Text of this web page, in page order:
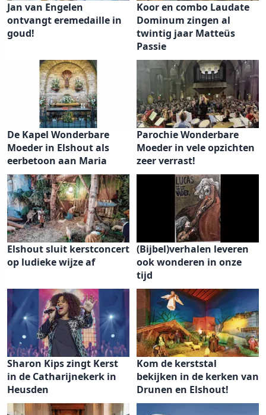
Jan van Engelen
ontvangt eremedaille in
goud!
Koor en combo Laudate
Dominum zingen al
twintig jaar Matteüs
Passie
De Kapel Wonderbare
Moeder in Elshout als
eerbetoon aan Maria
Parochie Wonderbare
Moeder in vele opzichten
zeer verrast!
Elshout sluit kerstconcert
op ludieke wijze af
(Bijbel)verhalen leveren
ook wonderen in onze
tijd
Sharon Kips zingt Kerst
in de Catharijnekerk in
Heusden
Kom de kerststal
bekijken in de kerken van
Drunen en Elshout!